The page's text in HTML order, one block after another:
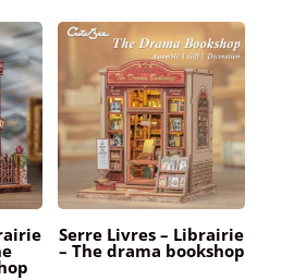
Serre Livres – Librairie
– The drama bookshop